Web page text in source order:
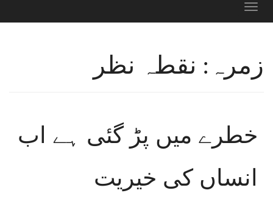
Toggle
زمرہ: نقطہ نظر
خطرے میں پڑ گئی ہے اب
انساں کی خیریت